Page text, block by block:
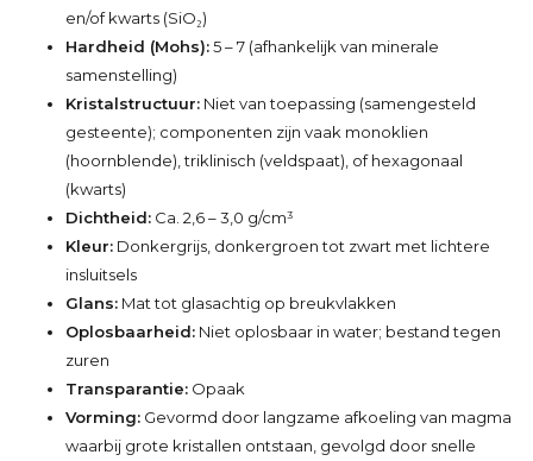
en/of kwarts (SiO₂)
Hardheid (Mohs):5 – 7 (afhankelijk van minerale
samenstelling)
Kristalstructuur: Niet van toepassing (samengesteld
gesteente); componenten zijn vaak monoklien
(hoornblende), triklinisch (veldspaat), of hexagonaal
(kwarts)
Dichtheid: Ca. 2,6 – 3,0 g/cm³
Kleur: Donkergrijs, donkergroen tot zwart met lichtere
insluitsels
Glans: Mat tot glasachtig op breukvlakken
Oplosbaarheid: Niet oplosbaar in water; bestand tegen
zuren
Transparantie: Opaak
Vorming: Gevormd door langzame afkoeling van magma
waarbij grote kristallen ontstaan, gevolgd door snelle